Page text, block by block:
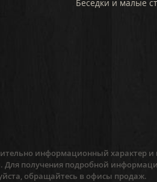
Беседки и малые
информационный характер и
Для получения подробной
обращайтесь в офисы продаж.